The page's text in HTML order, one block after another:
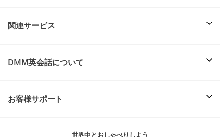
関連サービス
DMM英会話について
お客様サポート
世界中とおしゃべりしよう